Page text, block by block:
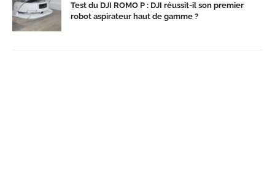
Test du DJI ROMO P : DJI réussit-il son premier
robot aspirateur haut de gamme ?